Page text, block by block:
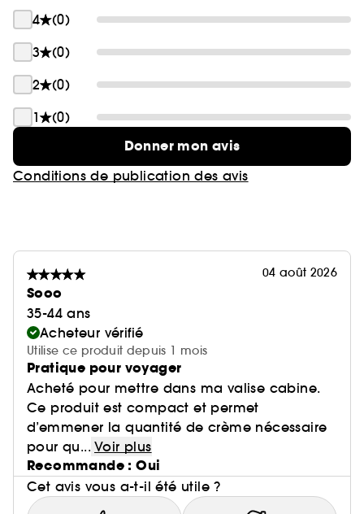
4
(0)
3
(0)
2
(0)
1
(0)
Donner mon avis
Conditions de publication des avis
04 août 2026
Sooo
35-44 ans
Acheteur vérifié
Utilise ce produit depuis 1 mois
Pratique pour voyager
Acheté pour mettre dans ma valise cabine.
Ce produit est compact et permet
d’emmener la quantité de crème nécessaire
pour qu... Voir plus
Recommande : Oui
Cet avis vous a-t-il été utile ?